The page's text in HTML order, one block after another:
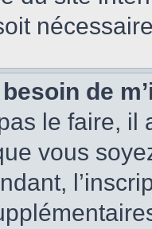
de
le faire, il
vous